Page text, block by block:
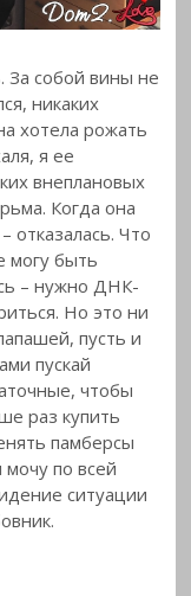
За собой вины не
никаких
хотела рожать
я ее
внеплановых
Когда она
отказалась. Что
могу быть
– нужно ДНК-
Но это ни
пусть и
пускай
чтобы
раз купить
памберсы
мочу по всей
ситуации